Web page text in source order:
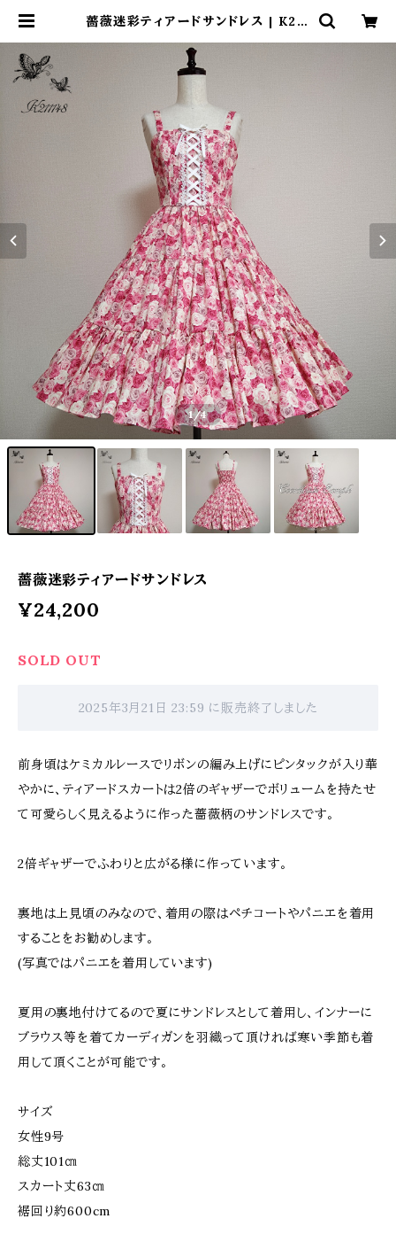
薔薇迷彩ティアードサンドレス | K211
1/4
薔薇迷彩ティアードサンドレス
¥24,200
SOLD OUT
2025年3月21日 23:59 に販売終了しました
前身頃はケミカルレースでリボンの編み上げにピンタックが入り華
やかに、ティアードスカートは2倍のギャザーでボリュームを持たせ
て可愛らしく見えるように作った薔薇柄のサンドレスです。
2倍ギャザーでふわりと広がる様に作っています。
裏地は上見頃のみなので、着用の際はペチコートやパニエを着用
することをお勧めします。
(写真ではパニエを着用しています)
夏用の裏地付けてるので夏にサンドレスとして着用し、インナーに
ブラウス等を着てカーディガンを羽織って頂ければ寒い季節も着
用して頂くことが可能です。
サイズ
女性9号
総丈101㎝
スカート丈63㎝
裾回り約600cm